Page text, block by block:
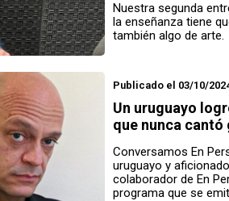
Nuestra segunda
la enseñanza tiene
también algo de arte.
Publicado el 03/10/
Un uruguayo
que nunca
Conversamos En
uruguayo y
colaborador de En
programa que se